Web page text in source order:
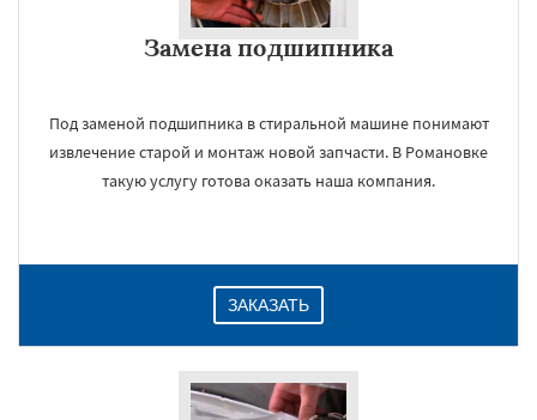
Замена подшипника
Под заменой подшипника в стиральной машине понимают
извлечение старой и монтаж новой запчасти. В Романовке
такую услугу готова оказать наша компания.
ЗАКАЗАТЬ
Даю согласие на обработку персональных данных